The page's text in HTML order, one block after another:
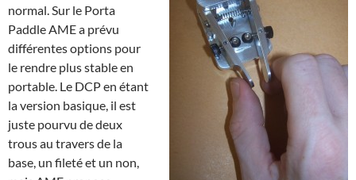
normal. Sur le Porta
Paddle AME a prévu
différentes options pour
le rendre plus stable en
portable. Le DCP en étant
la version basique, il est
juste pourvu de deux
trous au travers de la
base, un fileté et un non,